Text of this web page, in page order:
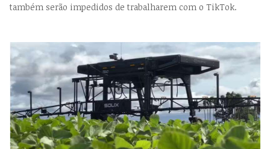
também serão impedidos de trabalharem com o TikTok.